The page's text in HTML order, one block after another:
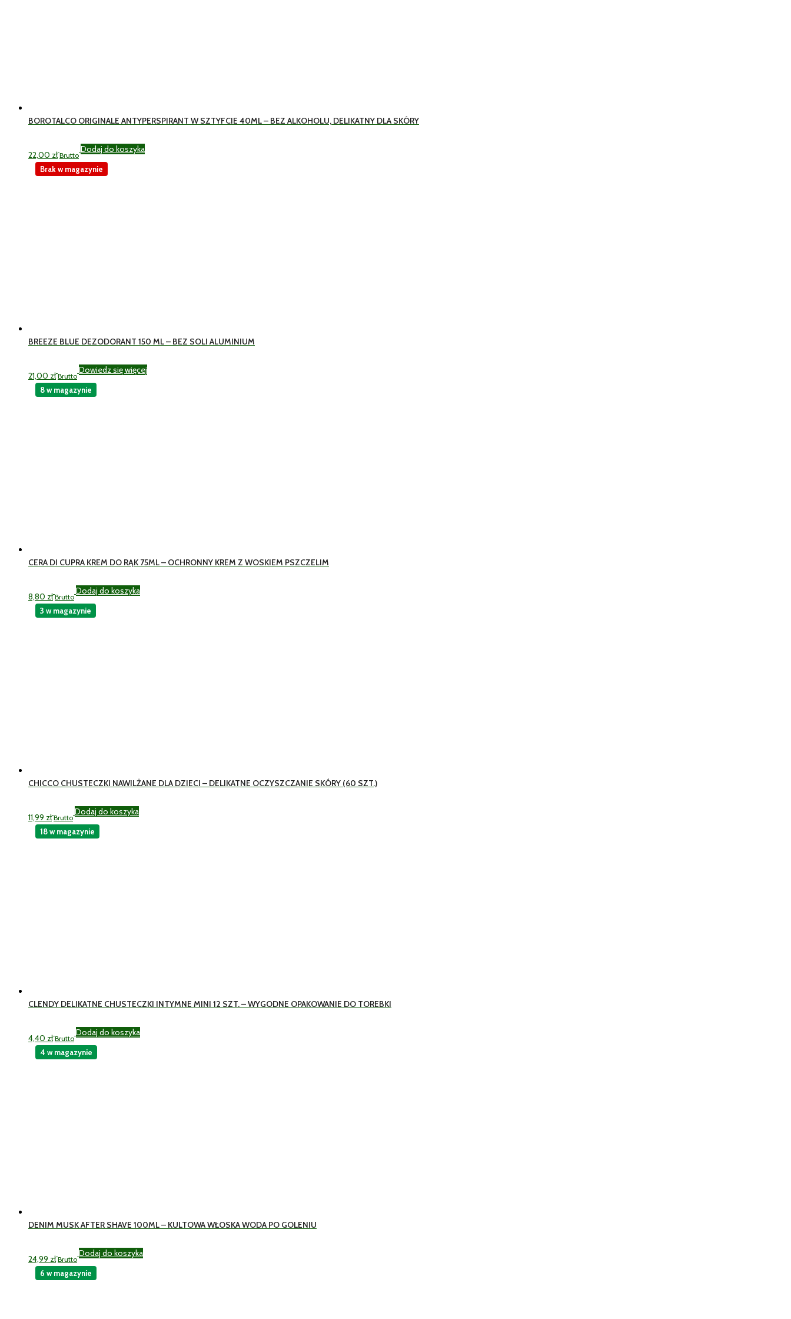
BOROTALCO ORIGINALE ANTYPERSPIRANT W SZTYFCIE 40ML – BEZ ALKOHOLU, DELIKATNY DLA SKÓRY
22,00 zł Brutto
Dodaj do koszyka
BREEZE BLUE DEZODORANT 150 ML – BEZ SOLI ALUMINIUM
21,00 zł Brutto
Dowiedz się więcej
Brak w magazynie
CERA DI CUPRA KREM DO RĄK 75ML – OCHRONNY KREM Z WOSKIEM PSZCZELIM
8,80 zł Brutto
Dodaj do koszyka
8 w magazynie
CHICCO CHUSTECZKI NAWILŻANE DLA DZIECI – DELIKATNE OCZYSZCZANIE SKÓRY (60 SZT.)
11,99 zł Brutto
Dodaj do koszyka
3 w magazynie
CLENDY DELIKATNE CHUSTECZKI INTYMNE MINI 12 SZT. – WYGODNE OPAKOWANIE DO TOREBKI
4,40 zł Brutto
Dodaj do koszyka
18 w magazynie
DENIM MUSK AFTER SHAVE 100ML – KULTOWA WŁOSKA WODA PO GOLENIU
24,99 zł Brutto
Dodaj do koszyka
4 w magazynie
6 w magazynie